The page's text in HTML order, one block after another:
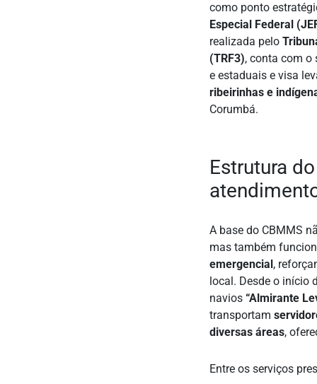
como ponto
Especial Federal
realizada pelo
(TRF3), conta com o
e estaduais e visa
ribeirinhas e
Corumbá.
Estrutura
A base do CBMMS
mas também
emergencial ,
local. Desde o início
navios “Almirante
transportam
diversas áreas,
Entre os serviços